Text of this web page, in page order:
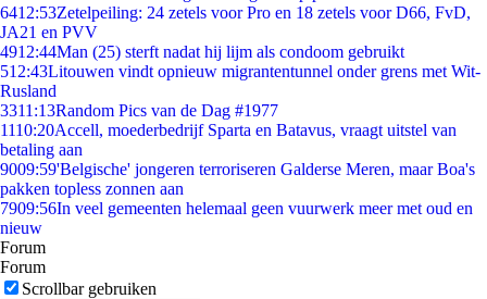
6412:53Zetelpeiling: 24 zetels voor Pro en 18 zetels voor D66, FvD,
JA21 en PVV
4912:44Man (25) sterft nadat hij lijm als condoom gebruikt
512:43Litouwen vindt opnieuw migrantentunnel onder grens met Wit-
Rusland
3311:13Random Pics van de Dag #1977
1110:20Accell, moederbedrijf Sparta en Batavus, vraagt uitstel van
betaling aan
9009:59'Belgische' jongeren terroriseren Galderse Meren, maar Boa's
pakken topless zonnen aan
7909:56In veel gemeenten helemaal geen vuurwerk meer met oud en
nieuw
Forum
Forum
Scrollbar gebruiken